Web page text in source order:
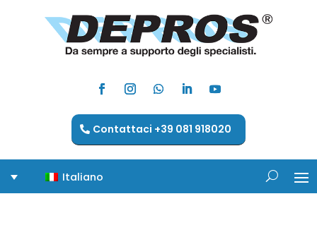
Contattaci +39 081 918020
Italiano